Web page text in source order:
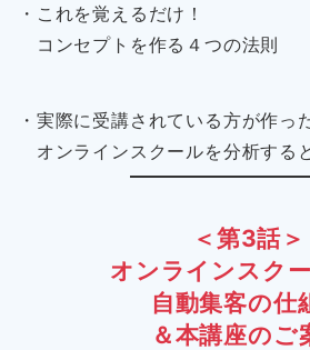
・これを覚えるだけ！
コンセプトを作る４つの法則
・実際に受講されている方が作っ
オンラインスクールを分析する
＜第3話＞
オンラインスク
自動集客の仕
＆本講座のご